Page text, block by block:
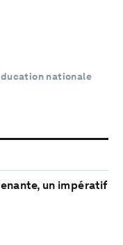
nationale
un impératif